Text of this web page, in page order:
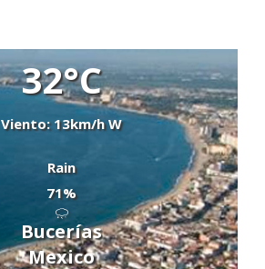
32°C
Viento: 13km/h W
Rain
71%
Bucerías
Mexico